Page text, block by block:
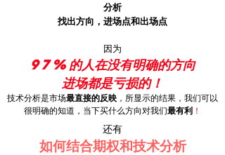
分析
找出方向，进场点和出场点
因为
97%的人在没有明确的方向
进场都是亏损的！
技术分析是市场最直接的反映 ，所显示的结果，我们可以
很明确的知道，当下买什么方向对我们最有利 ！
还有
如何结合期权和技术分析